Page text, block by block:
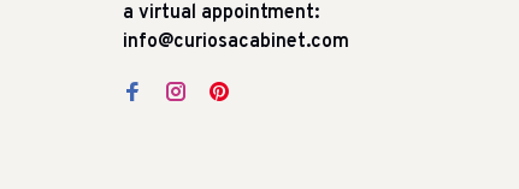
a virtual appointment:
info@curiosacabinet.com